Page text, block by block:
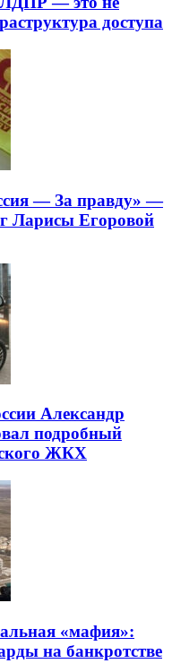
доступа
— За правду» —
Ларисы Егоровой
Александр
подробный
ЖКХ
«мафия»:
на банкротстве